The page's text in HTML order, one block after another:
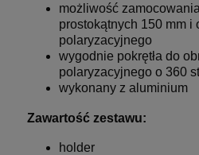
możliwość
prostokątnych 150 mm i
polaryzacyjnego
wygodnie pokrętła do
polaryzacyjnego o 360
wykonany z aluminium
Zawartość zestawu:
holder